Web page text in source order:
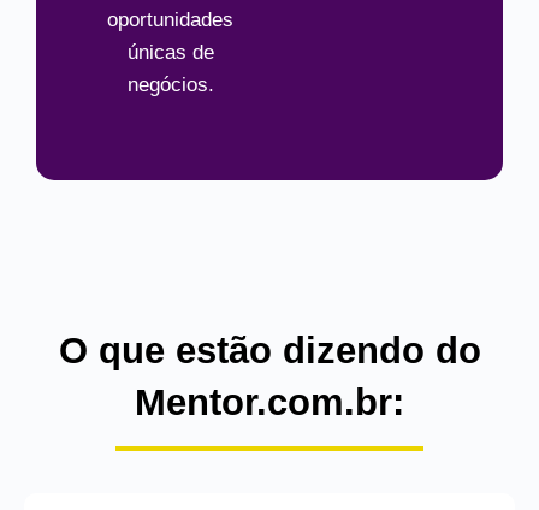
oportunidades
únicas de
negócios.
O que estão dizendo do
Mentor.com.br: